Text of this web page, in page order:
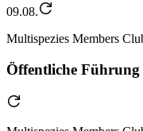
09.08.
Multispezies Members
Öffentliche Führung